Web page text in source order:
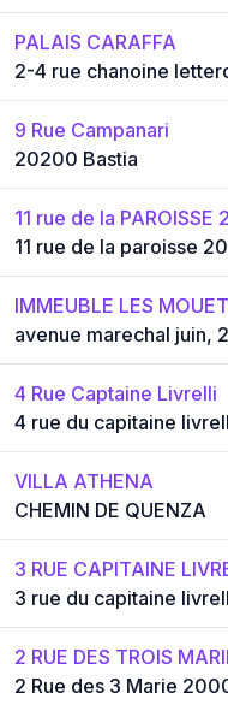
PALAIS CARAFFA
2-4 rue chanoine
9 Rue Campanari
20200 Bastia
11 rue de la
11 rue de la paroisse
IMMEUBLE LES
avenue marechal juin,
4 Rue Captaine Livrelli
4 rue du capitaine
VILLA ATHENA
CHEMIN DE QUENZA
3 RUE CAPITAINE
3 rue du capitaine
2 RUE DES TROIS
2 Rue des 3 Marie